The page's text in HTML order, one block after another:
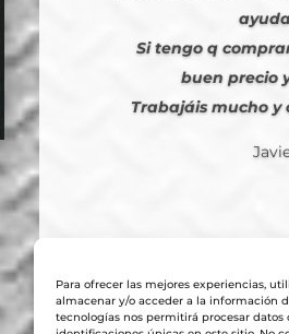
Para ofrecer las mejores experiencias,
almacenar y/o acceder a la información
tecnologías nos permitirá procesar
Si tengo q
buen precio
Trabajáis mucho y